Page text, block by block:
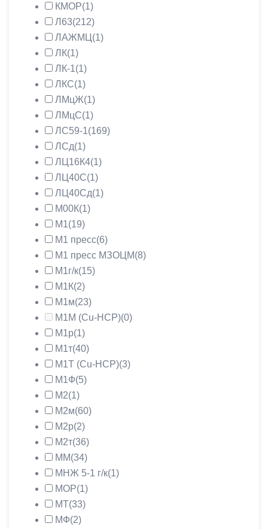
КМОР(1)
Л63(212)
ЛАЖМЦ (1)
ЛК(1)
ЛК-1(1)
ЛКС(1)
ЛМцЖ(1)
ЛМцС(1)
ЛС59-1(169)
ЛСд(1)
ЛЦ16К4(1)
ЛЦ40С(1)
ЛЦ40Сд(1)
М00К(1)
М1(19)
М1 пресс(6)
М1 пресс МЗОЦМ(8)
М1г/к(15)
М1К(2)
М1м(23)
М1М (Cu-HCP)(0)
М1р(1)
М1т(40)
М1Т (Cu-HCP)(3)
М1Ф(5)
М2(1)
М2м(60)
М2р(2)
М2т(36)
ММ(34)
МНЖ 5-1 г/к(1)
МОР(1)
МТ(33)
МФ(2)